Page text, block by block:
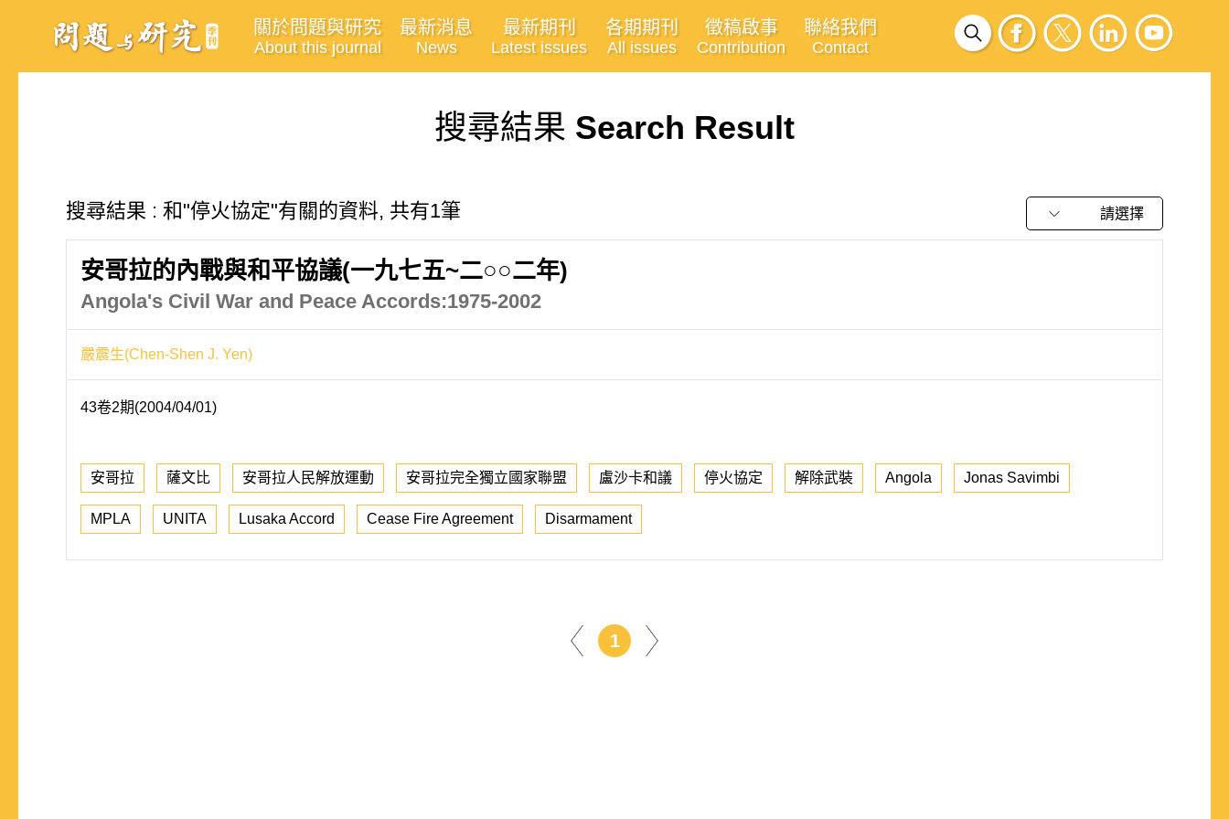
關於問題與研究
About this journal
最新消息
News
最新期刊
Latest issues
各期期刊
All issues
徵稿啟事
Contribution
聯絡我們
Contact
搜尋結果 Search Result
搜尋結果 : 和"停火協定"有關的資料, 共有1筆 請選擇
安哥拉的內戰與和平協議(一九七五~二○○二年)
Angola's Civil War and Peace Accords:1975-2002
嚴震生(Chen-Shen J. Yen)
43卷2期(2004/04/01)
安哥拉 薩文比 安哥拉人民解放運動 安哥拉完全獨立國家聯盟 盧沙卡和議 停火協定 解除武裝 Angola Jonas Savimbi
MPLA UNITA Lusaka Accord Cease Fire Agreement Disarmament
1